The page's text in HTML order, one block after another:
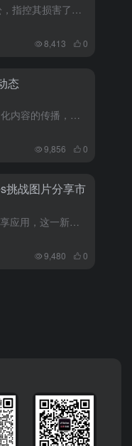
美国14个州和地区的总检察长对TikTok提起诉讼，指控其损害了年轻人的精神卫生。诉讼指出，TikTok的算法设计和滤镜功能可能导致用户对自身外貌产生负面看法，并难以自控地使用应用。TikTok方面则...
8,413 0
态
TikTok作为新兴的社交媒体平台，不仅推动了文化内容的传播，也成为电商领域的新晋力量。从ZIHNIC ZN-S05耳机到去角质海绵网，再到宠物市场的BarkBox，TikTok上的爆款产品不断涌现...
9,856 0
挑战图片分享市
TikTok正在开发一款名为TikTok Notes的照片分享应用，这一新动作预示着TikTok在短视频领域的成功后，进一步拓展到图片社交领域。TikTok Notes的开发不仅展示了TikTok对市...
9,480 0